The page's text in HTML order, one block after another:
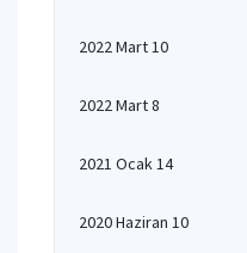
2022 Mart 10
2022 Mart 8
2021 Ocak 14
2020 Haziran 10